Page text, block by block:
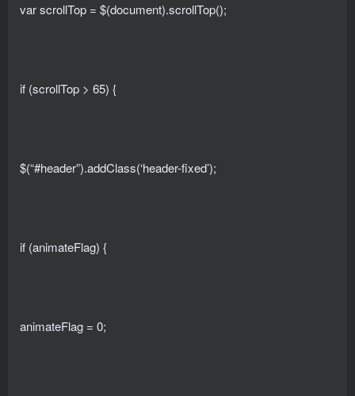
var scrollTop = $(document).scrollTop();
if (scrollTop > 65) {
$(“#header”).addClass(‘header-fixed’);
if (animateFlag) {
animateFlag = 0;